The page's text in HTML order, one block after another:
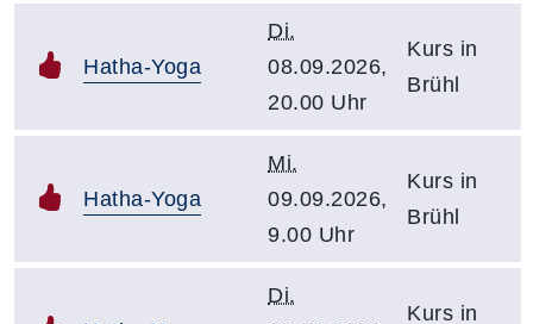
Hatha-Yoga
Di.
08.09.2026,
20.00 Uhr
Kurs in
Brühl
Hatha-Yoga
Mi.
09.09.2026,
9.00 Uhr
Kurs in
Brühl
Di.
Kurs in